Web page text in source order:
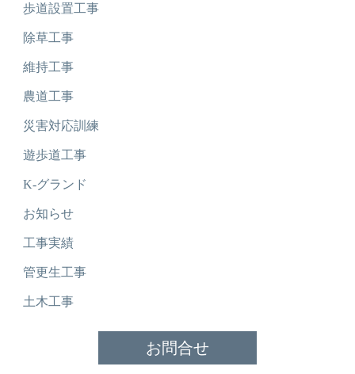
歩道設置工事
除草工事
維持工事
農道工事
災害対応訓練
遊歩道工事
K-グランド
お知らせ
工事実績
管更生工事
土木工事
お問合せ